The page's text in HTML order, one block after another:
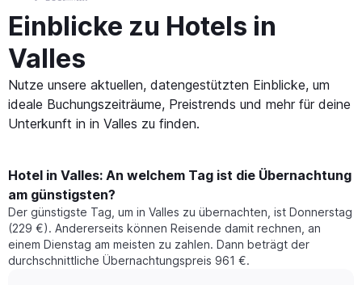
Einblicke zu Hotels in
Valles
Nutze unsere aktuellen, datengestützten Einblicke, um
ideale Buchungszeiträume, Preistrends und mehr für deine
Unterkunft in in Valles zu finden.
Hotel in Valles: An welchem Tag ist die Übernachtung
am günstigsten?
Der günstigste Tag, um in Valles zu übernachten, ist Donnerstag
(229 €). Andererseits können Reisende damit rechnen, an
einem Dienstag am meisten zu zahlen. Dann beträgt der
durchschnittliche Übernachtungspreis 961 €.